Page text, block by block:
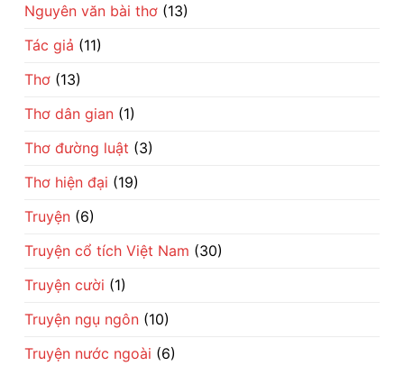
Nguyên văn bài thơ (13)
Tác giả (11)
Thơ (13)
Thơ dân gian (1)
Thơ đường luật (3)
Thơ hiện đại (19)
Truyện (6)
Truyện cổ tích Việt Nam (30)
Truyện cười (1)
Truyện ngụ ngôn (10)
Truyện nước ngoài (6)